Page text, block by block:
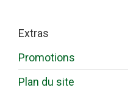
Extras
Promotions
Plan du site